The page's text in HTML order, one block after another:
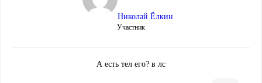
Николай Ёлкин
Участник
А есть тел его? в лс